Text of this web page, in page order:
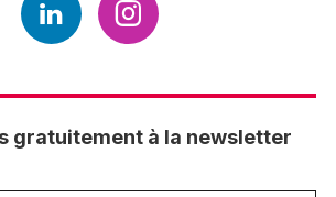
gratuitement à la newsletter